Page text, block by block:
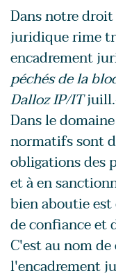
Dans notre
juridique rime
encadrement
péchés de la
Dalloz IP/IT
Dans le
normatifs sont
obligations des
et à en
bien aboutie
de confiance et
C'est au nom
l'encadrement